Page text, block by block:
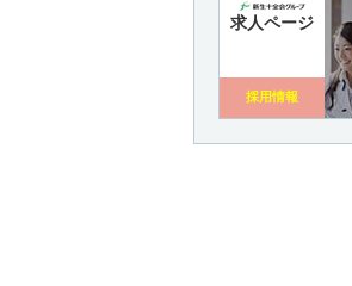
求人ページ
採用情報